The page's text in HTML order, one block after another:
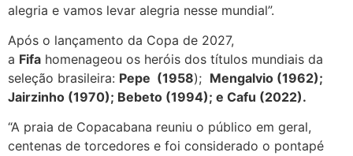
alegria e vamos levar alegria nesse mundial”.
Após o lançamento da Copa de 2027,
a Fifa homenageou os heróis dos títulos mundiais da
seleção brasileira: Pepe (1958); Mengalvio (1962);
Jairzinho (1970); Bebeto (1994); e Cafu (2022).
“A praia de Copacabana reuniu o público em geral,
centenas de torcedores e foi considerado o pontapé